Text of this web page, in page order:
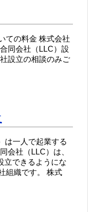
ての料金 株式会社
同会社（LLC）設
設立の相談のみご
は一人で起業する
会社（LLC）は、
立できるようにな
組織です。 株式